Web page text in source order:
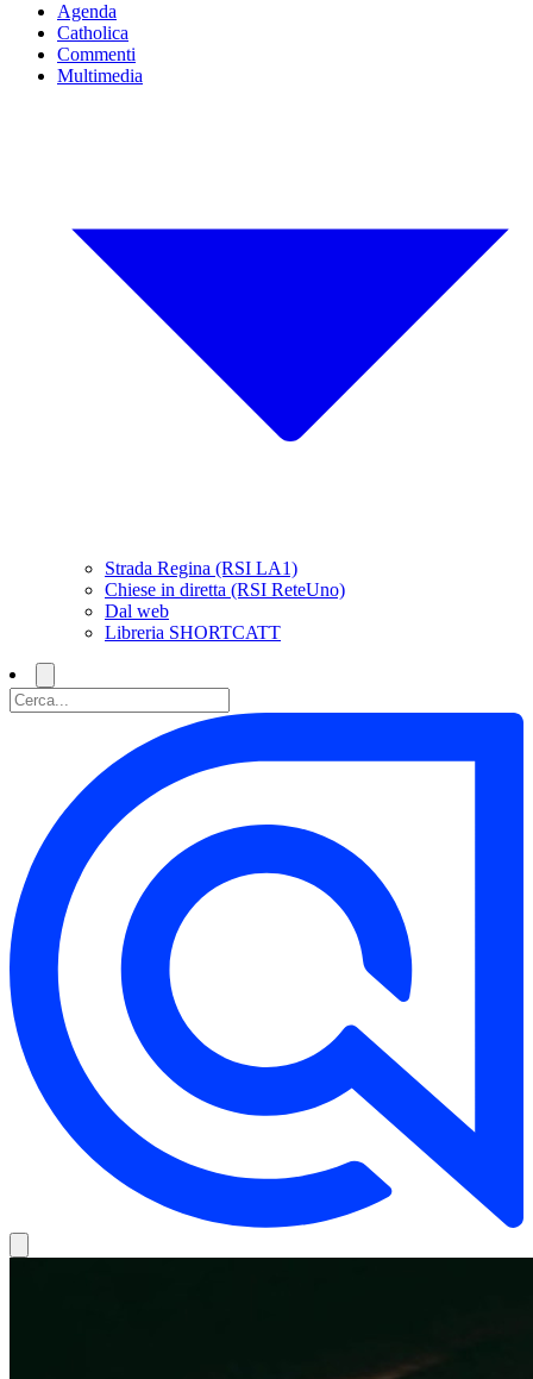
Agenda
Catholica
Commenti
Multimedia
Strada Regina (RSI LA1)
Chiese in diretta (RSI ReteUno)
Dal web
Libreria SHORTCATT